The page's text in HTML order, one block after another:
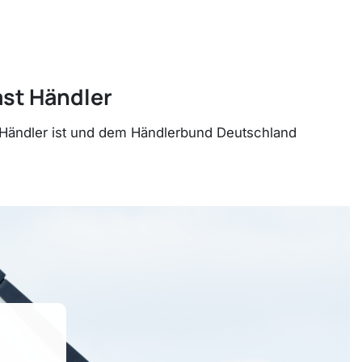
Händler
ist und dem Händlerbund Deutschland